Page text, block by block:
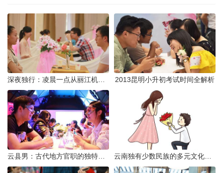
2013昆明小升初考试时间全解析